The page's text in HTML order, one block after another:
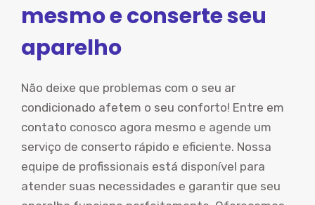
mesmo e conserte seu
aparelho
Não deixe que problemas com o seu ar
condicionado afetem o seu conforto! Entre em
contato conosco agora mesmo e agende um
serviço de conserto rápido e eficiente. Nossa
equipe de profissionais está disponível para
atender suas necessidades e garantir que seu